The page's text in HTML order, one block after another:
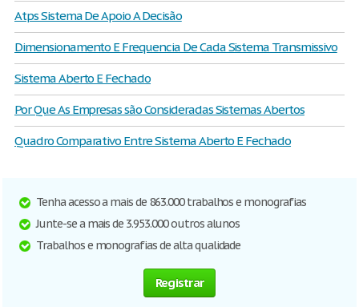
Atps Sistema De Apoio A Decisão
Dimensionamento E Frequencia De Cada Sistema Transmissivo
Sistema Aberto E Fechado
Por Que As Empresas são Consideradas Sistemas Abertos
Quadro Comparativo Entre Sistema Aberto E Fechado
Tenha acesso a mais de 863.000 trabalhos e monografias
Junte-se a mais de 3.953.000 outros alunos
Trabalhos e monografias de alta qualidade
Registrar